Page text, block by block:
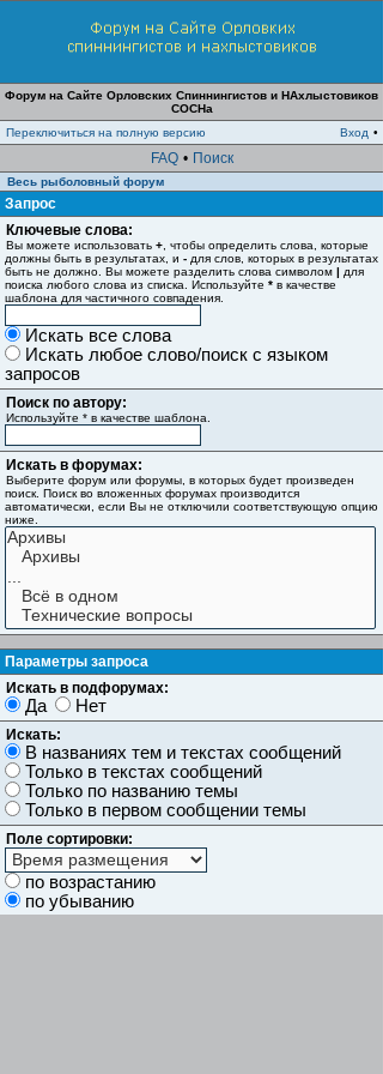
Форум на Сайте Орловских Спиннингистов и НАхлыстовиков
СОСНа
Переключиться на полную версию
Вход •
FAQ • Поиск
Весь рыболовный форум
Запрос
Ключевые слова:
Вы можете использовать + , чтобы определить слова, которые
должны быть в результатах, и - для слов, которых в результатах
быть не должно. Вы можете разделить слова символом | для
поиска любого слова из списка. Используйте * в качестве
шаблона для частичного совпадения.
Искать все слова
Искать любое слово/поиск с языком
запросов
Поиск по автору:
Используйте * в качестве шаблона.
Искать в форумах:
Выберите форум или форумы, в которых будет произведен
поиск. Поиск во вложенных форумах производится
автоматически, если Вы не отключили соответствующую опцию
ниже.
Параметры запроса
Искать в подфорумах:
Да Нет
Искать:
В названиях тем и текстах сообщений
Только в текстах сообщений
Только по названию темы
Только в первом сообщении темы
Поле сортировки:
по возрастанию
по убыванию